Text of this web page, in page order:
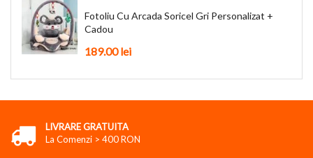
Fotoliu Cu Arcada Soricel Gri Personalizat +
Cadou
189.00lei
LIVRARE GRATUITA
La Comenzi > 400 RON